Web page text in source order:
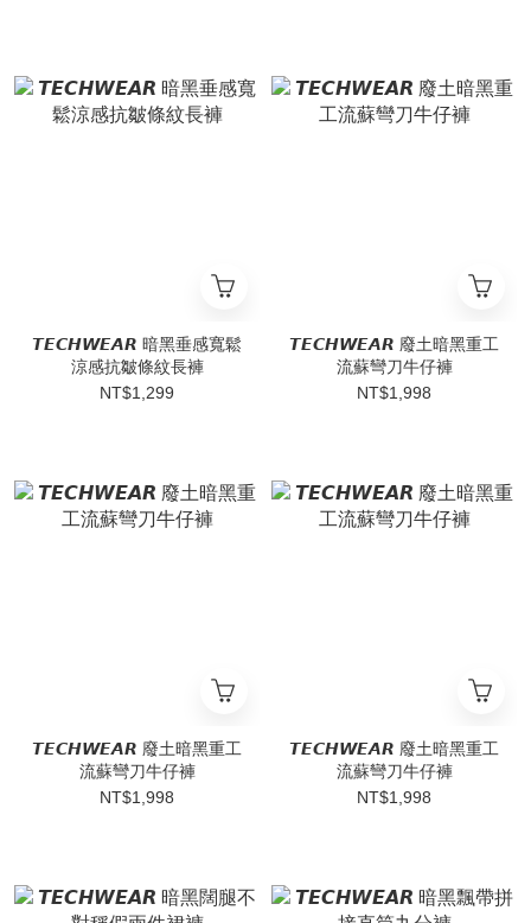
𝙏𝙀𝘾𝙃𝙒𝙀𝘼𝙍 暗黑垂感寬鬆
涼感抗皺條紋長褲
NT$1,299
𝙏𝙀𝘾𝙃𝙒𝙀𝘼𝙍 廢土暗黑重工
流蘇彎刀牛仔褲
NT$1,998
𝙏𝙀𝘾𝙃𝙒𝙀𝘼𝙍 廢土暗黑重工
流蘇彎刀牛仔褲
NT$1,998
𝙏𝙀𝘾𝙃𝙒𝙀𝘼𝙍 廢土暗黑重工
流蘇彎刀牛仔褲
NT$1,998